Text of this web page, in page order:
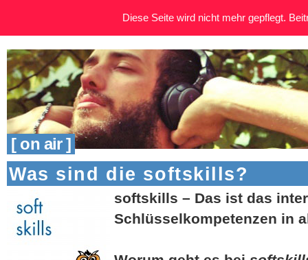
[ on air ]
Was sind die softskills?
softskills – Das ist das
Schlüsselkompetenzen in
Diese Seite wird nicht mehr gepflegt.